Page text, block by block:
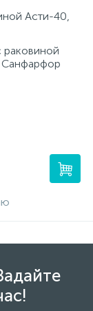
Асти-40,
раковиной
Санфарфор